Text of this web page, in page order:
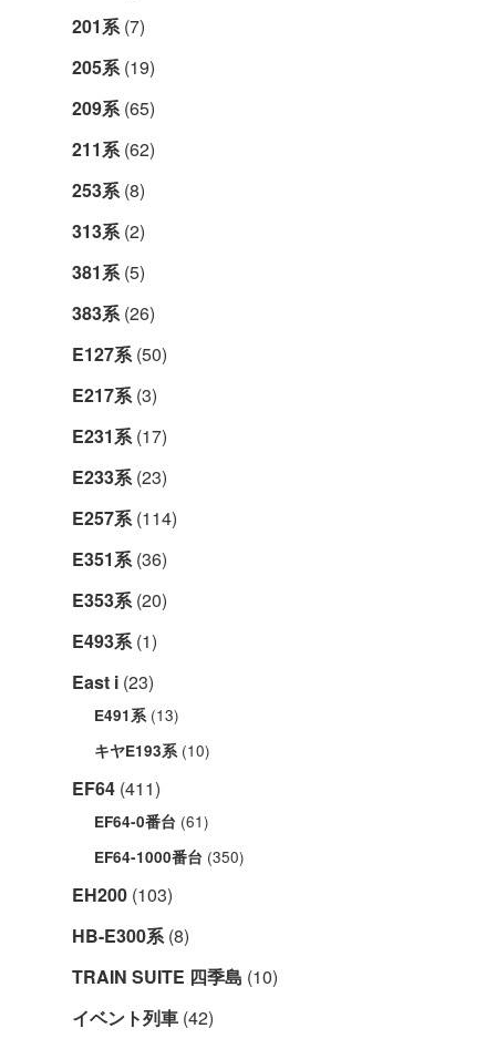
201系(7)
205系(19)
209系(65)
211系(62)
253系(8)
313系(2)
381系(5)
383系(26)
E127系(50)
E217系(3)
E231系(17)
E233系(23)
E257系(114)
E351系(36)
E353系(20)
E493系(1)
East i (23)
E491系(13)
キヤE193系(10)
EF64 (411)
EF64-0番台 (61)
EF64-1000番台 (350)
EH200 (103)
HB-E300系(8)
TRAIN SUITE 四季島 (10)
イベント列車 (42)